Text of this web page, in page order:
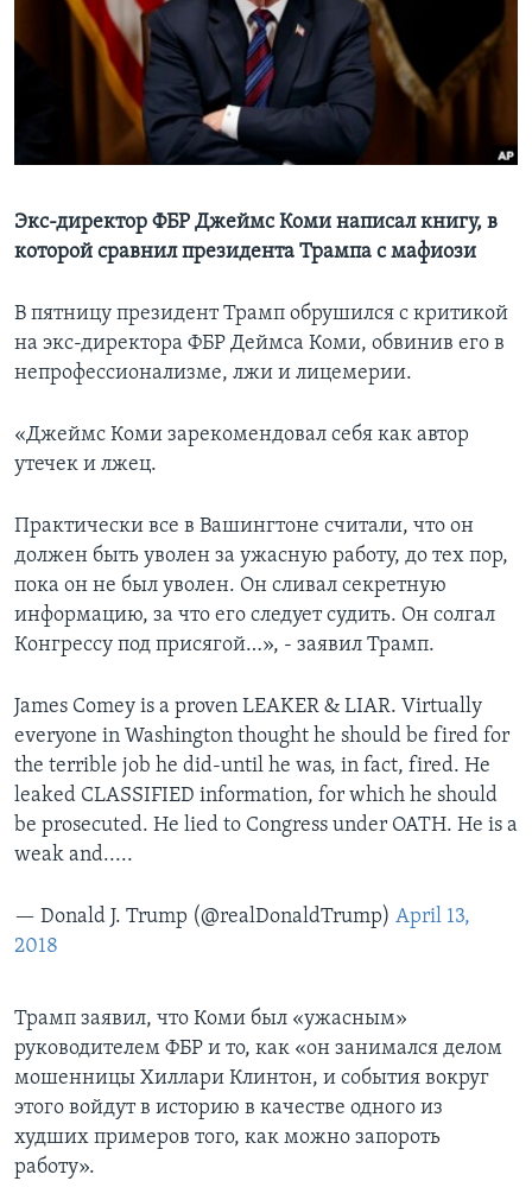
Learning English
СОЦИАЛЬНЫЕ СЕТИ
Языки
Экс-директор ФБР Джеймс Коми написал книгу, в
которой сравнил президента Трампа с мафиози
В пятницу президент Трамп обрушился с критикой
на экс-директора ФБР Деймса Коми, обвинив его в
непрофессионализме, лжи и лицемерии.
«Джеймс Коми зарекомендовал себя как автор
утечек и лжец.
Практически все в Вашингтоне считали, что он
должен быть уволен за ужасную работу, до тех пор,
пока он не был уволен. Он сливал секретную
информацию, за что его следует судить. Он солгал
Конгрессу под присягой…», - заявил Трамп.
James Comey is a proven LEAKER & LIAR. Virtually
everyone in Washington thought he should be fired for
the terrible job he did-until he was, in fact, fired. He
leaked CLASSIFIED information, for which he should
be prosecuted. He lied to Congress under OATH. He is a
weak and.....
— Donald J. Trump (@realDonaldTrump) April 13,
2018
Трамп заявил, что Коми был «ужасным»
руководителем ФБР и то, как «он занимался делом
мошенницы Хиллари Клинтон, и события вокруг
этого войдут в историю в качестве одного из
худших примеров того, как можно запороть
работу».